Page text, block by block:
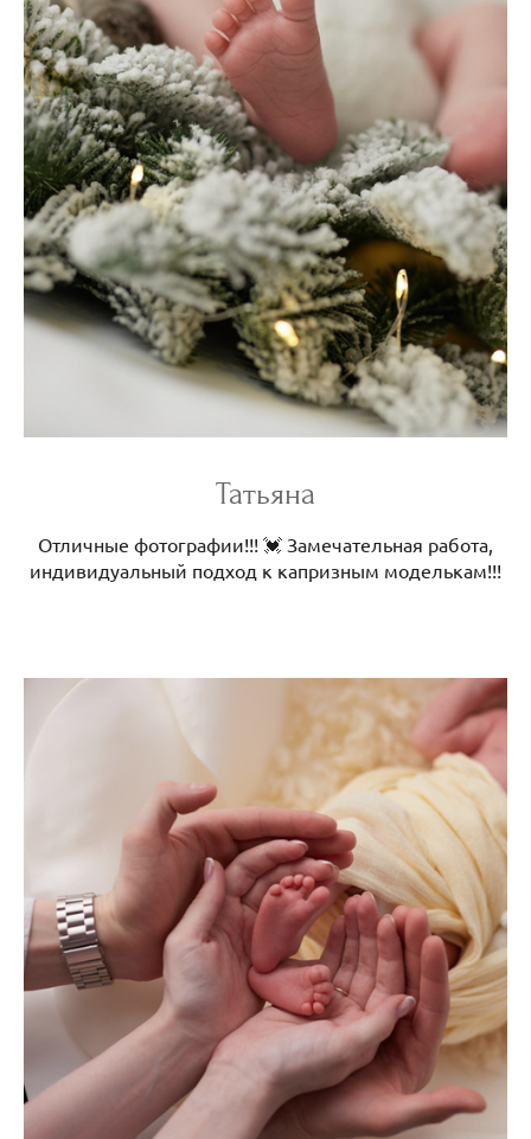
Татьяна
Отличные фотографии!!! 💓 Замечательная работа,
индивидуальный подход к капризным моделькам!!!